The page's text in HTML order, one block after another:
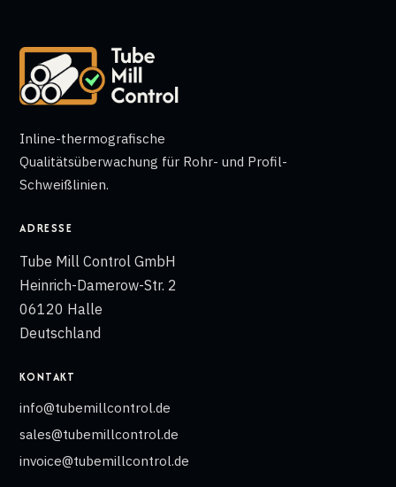
Inline-thermografische
Qualitätsüberwachung für Rohr- und Profil-
Schweißlinien.
ADRESSE
Tube Mill Control GmbH
Heinrich-Damerow-Str. 2
06120 Halle
Deutschland
KONTAKT
info@tubemillcontrol.de
sales@tubemillcontrol.de
invoice@tubemillcontrol.de